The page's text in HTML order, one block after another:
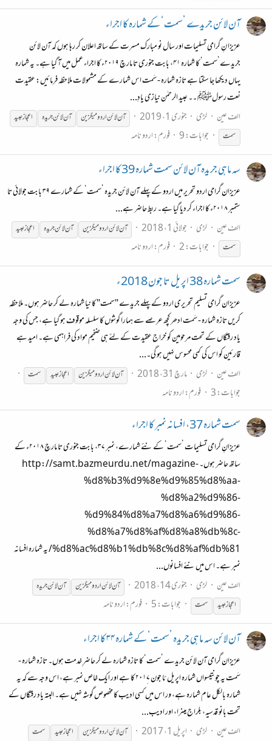
آن لائن جریدے ’سمت‘ کے شمارہ کا اجراء
عزیزا نِ گرامی تسلیمات اور سال نو مبارک مسرت کے ساتھ اعلان کر رہا ہوں کہ آن لائن
جریدے’سمت‘ کا شمارہ ۴۱، بابت جنوری تا مارچ ۲۰۱۹ء کا اجراء عمل میں آ گیا ہے۔ یہ شمارہ
یہاں دیکھا جا سکتا ہے تازہ شمارہ - سَمت اس شمارے کے مشمولات ملاحظہ فرمائیں: عقیدت
نعت رسولﷺ ۔۔ عبید الرحمٰن نیازی یادِ...
الف عین
لڑی جنوری 1، 2019 آنلائناردومیگزین آنلائنجریدہ
اعجاز عبید
سمت
جوابات: 9 فورم:اردو نامہ
سہ ماہی جریدہ آن لائن سمت شمارہ 39 کا اجراء
عزیزان گرامی اردو تحریر میں اردو کے پہلے آن لائن جریدہ ’سمت‘ کے شمارے ۳۹ بابت جولائی تا
ستمبر ۲۰۱۸ء کا اجراء کر دیا گیا ہے۔ ربط حاضر ہے...
الف عین
لڑی جولائی 1، 2018 آنلائناردومیگزین آنلائنجریدہ
اعجاز عبید
سمت
جوابات: 2 فورم:اردو نامہ
سمت شمارہ 38 اپریل تا جون 2018ء
عزیزان گرامی تسلیم تحریری اردو کے پہلے جریدے "سمت" کا نیا شمارہ لے کر حاضر ہوں۔ ملاحظہ
کریں تازہ شمارہ - سَمت ادھر کچھ عرصے سے ہمارا گوشوں کا سلسلہ موقوف ہو گیا ہے، جس کی وجہ
یاد رفتگاں کے تحت مرحومین کو خراج عقیدت کے لئے ہی ضخیم مواد کی فراہمی ہے۔ امید ہے
قارئین کو اس کی کمی محسوس نہیں ہو گی۔...
الف عین
لڑی مارچ 31، 2018 آنلائناردومیگزین اعجاز عبید سمت
جوابات: 3 فورم:اردو نامہ
سمت شمارہ 37، افسانہ نمبر کا اجراء
عزیزانِ گرامی تسلیمات ’سمت‘ کے نئے شمارے، نمبر ۳۷، بابت جنوری تا مارچ ۲۰۱۸ء کے
ساتھ حاضر ہوں۔ http://samt.bazmeurdu.net/magazine-
%d8%b3%d9%8e%d9%85%d8%aa-
%d8%a2%d9%86-
%d9%84%d8%a7%d8%a6%d9%86-
%d8%a7%d8%af%d8%a8%db%8c-
%d8%ac%d8%b1%db%8c%d8%af%db%81/ یہ شمارہ افسانہ
نمبر ہے۔ اس میں نئے افسانوں...
الف عین
لڑی جنوری 14، 2018 آنلائناردومیگزین آنلائنجریدہ
اعجاز عبید
سمت جوابات: 5 فورم:اردو نامہ
آن لائن سہ ماہی جریدہ ’سمت‘ کے شمارہ ۳۴ کا اجراء
عزیزان گرامی آن لائن جریدے ’سمت‘ کا تازہ شمارہ لے کر حاضرِ خدمت ہوں۔ تازہ شمارہ -
سَمت یہ چونتیسواں شمارہ اپریل ئا جون ۲۰۱۷ِ کا ہے اور ایک خاص نمبر ہے، اس وجہ سے کہ یہ
شمارہ بالکل عام شمارہ ہے، ور اس میں کسی ادیب کا مخصوص گوشہ نہیں ہے۔ البتہ یاد رفتگاں کے
تحت بانو قدسیہ، بلراج مینرا، اور ادیب...
الف عین
لڑی اپریل 1، 2017 آنلائناردومیگزین اعجاز عبید
سمت